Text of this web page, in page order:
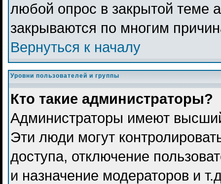
любой опрос в закрытой теме
закрываются по многим
Вернуться к началу
Уровни пользователей и группы
Кто такие администраторы?
Администраторы имеют
Эти люди могут
доступа, отключение
и назначение модераторов и